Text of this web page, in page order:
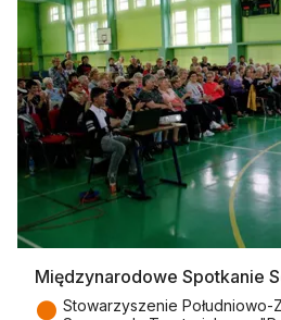
Międzynarodowe Spotkanie
● Stowarzyszenie Południowo-